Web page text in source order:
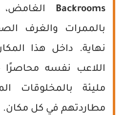
Backrooms
بالممرات والغرف
نهاية. داخل هذا
اللاعب نفسه محاصرًا
مليئة بالمخلوقات
مطاردتهم في كل مكان.